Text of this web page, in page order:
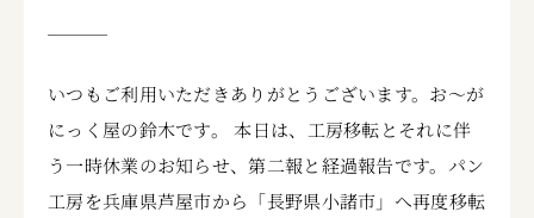
いつもご利用いただきありがとうございます。お〜が
にっく屋の鈴木です。 本日は、工房移転とそれに伴
う一時休業のお知らせ、第二報と経過報告です。パン
工房を兵庫県芦屋市から「長野県小諸市」へ再度移転